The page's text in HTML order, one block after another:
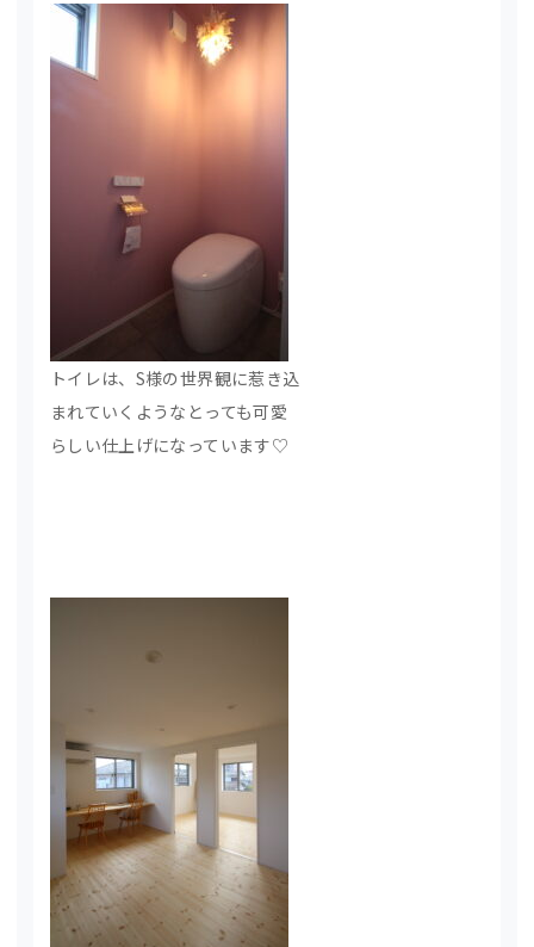
トイレは、S様の世界観に惹き込
まれていくようなとっても可愛
らしい仕上げになっています♡